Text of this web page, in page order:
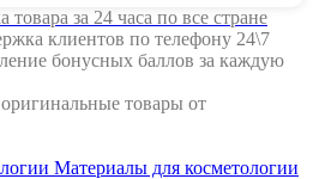
товара за 24 часа по все стране
клиентов по телефону 24\7
бонусных баллов за каждую
товары от
Материалы для косметологии